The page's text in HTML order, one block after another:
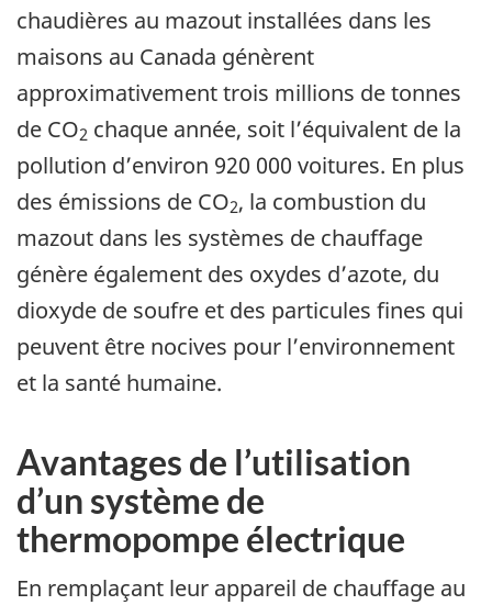
chaudières au mazout installées dans les
maisons au Canada génèrent
approximativement trois millions de tonnes
de CO2 chaque année, soit l’équivalent de la
pollution d’environ 920 000 voitures. En plus
des émissions de CO2, la combustion du
mazout dans les systèmes de chauffage
génère également des oxydes d’azote, du
dioxyde de soufre et des particules fines qui
peuvent être nocives pour l’environnement
et la santé humaine.
Avantages de l’utilisation
d’un système de
thermopompe électrique
En remplaçant leur appareil de chauffage au